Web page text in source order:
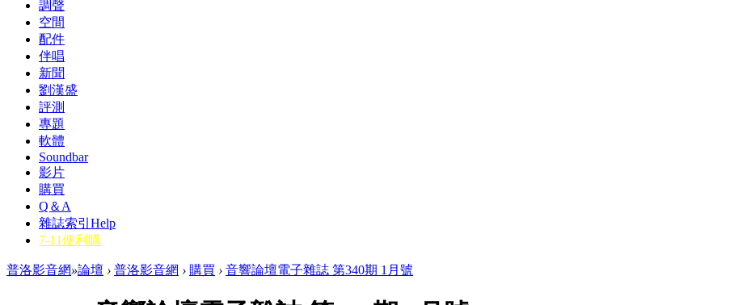
調聲
空間
配件
伴唱
新聞
劉漢盛
評測
專題
軟體
Soundbar
影片
購買
Q＆A
雜誌索引 Help
7-11便利購
普洛影音網»論壇 › 普洛影音網 › 購買 › 音響論壇電子雜誌 第340期 1月號